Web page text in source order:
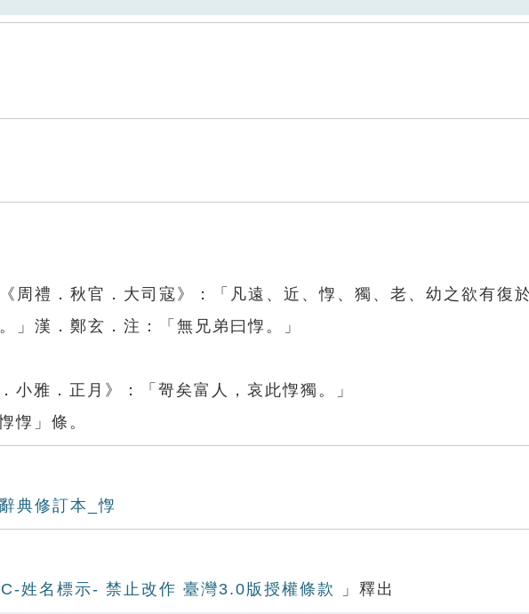
周禮．秋官．大司寇》：「凡遠、近、惸、獨、老、幼之欲有復
」漢．鄭玄．注：「無兄弟曰惸。」
小雅．正月》：「哿矣富人，哀此惸獨。」
惸」條。
典修訂本_惸
姓名標示- 禁止改作 臺灣3.0版授權條款 」釋出